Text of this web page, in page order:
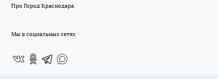
Про Город Краснодара
Мы в социальных сетях